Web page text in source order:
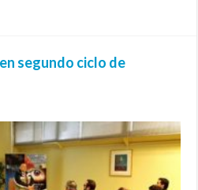
segundo ciclo de